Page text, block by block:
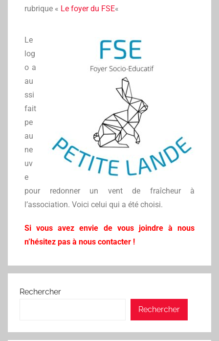
rubrique « Le foyer du FSE«
Le
log
o a
au
ssi
fait
pe
au
ne
uv
e
pour redonner un vent de fraîcheur à
l’association. Voici celui qui a été choisi.
Si vous avez envie de vous joindre à nous
n’hésitez pas à nous contacter !
Rechercher
Rechercher